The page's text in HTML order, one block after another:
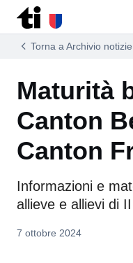
Vai al contenuto della
Vai al piè di pagina
Torna a Archivio notizie
Maturità
Canton
Canton
Informazioni e
allieve e allievi di
7 ottobre 2024